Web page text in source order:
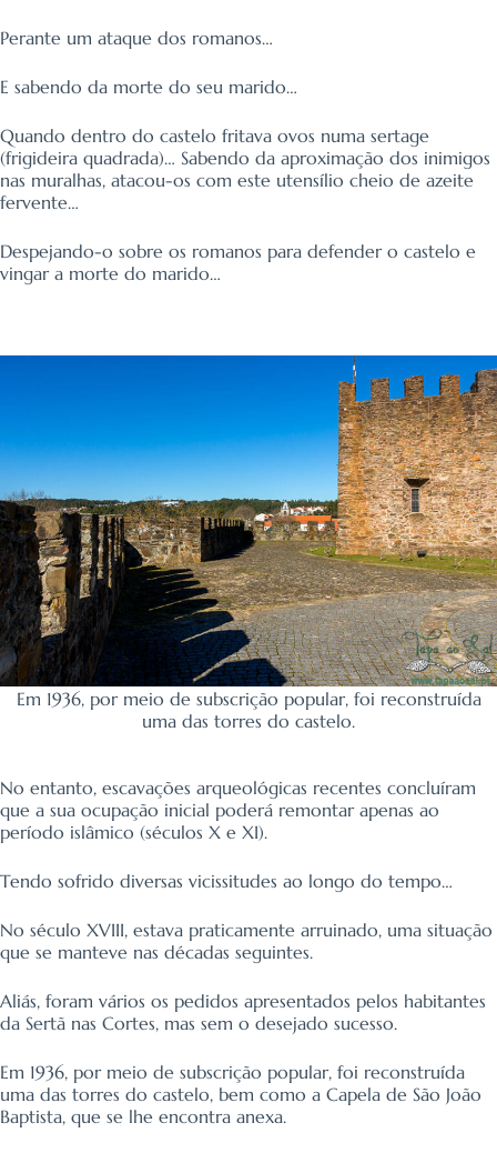
Perante um ataque dos romanos…
E sabendo da morte do seu marido…
Quando dentro do castelo fritava ovos numa sertage
(frigideira quadrada)… Sabendo da aproximação dos inimigos
nas muralhas, atacou-os com este utensílio cheio de azeite
fervente…
Despejando-o sobre os romanos para defender o castelo e
vingar a morte do marido…
Em 1936, por meio de subscrição popular, foi reconstruída
uma das torres do castelo.
No entanto, escavações arqueológicas recentes concluíram
que a sua ocupação inicial poderá remontar apenas ao
período islâmico (séculos X e XI).
Tendo sofrido diversas vicissitudes ao longo do tempo…
No século XVIII, estava praticamente arruinado, uma situação
que se manteve nas décadas seguintes.
Aliás, foram vários os pedidos apresentados pelos habitantes
da Sertã nas Cortes, mas sem o desejado sucesso.
Em 1936, por meio de subscrição popular, foi reconstruída
uma das torres do castelo, bem como a Capela de São João
Baptista, que se lhe encontra anexa.